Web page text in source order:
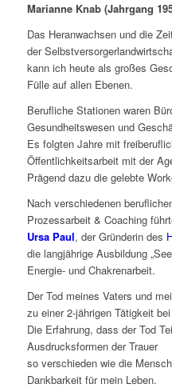
Marianne Knab (Jahrgang
Das Heranwachsen und die
der
kann ich heute als großes
Fülle auf allen Ebenen.
Berufliche Stationen waren
Gesundheitswesen und
Es folgten Jahre mit
Öffentlichkeitsarbeit mit der
Prägend dazu die gelebte
Nach verschiedenen
Prozessarbeit & Coaching
Ursa Paul, der Gründerin des
die langjährige Ausbildung
Energie- und Chakrenarbeit.
Der Tod meines Vaters und
zu einer 2-jährigen Tätigkeit
Die Erfahrung, dass der Tod
Ausdrucksformen der Trauer
so verschieden wie die
Dankbarkeit für mein Leben.